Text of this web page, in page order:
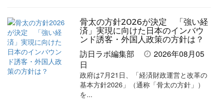
骨太の方針2026が決定 「強い経
済」実現に向けた日本のインバウ
ンド誘客・外国人政策の方針は？
訪日ラボ編集部
2026年08月05
日
政府は7月21日、「経済財政運営と改革の
基本方針2026」（通称「骨太の方針」）
を...